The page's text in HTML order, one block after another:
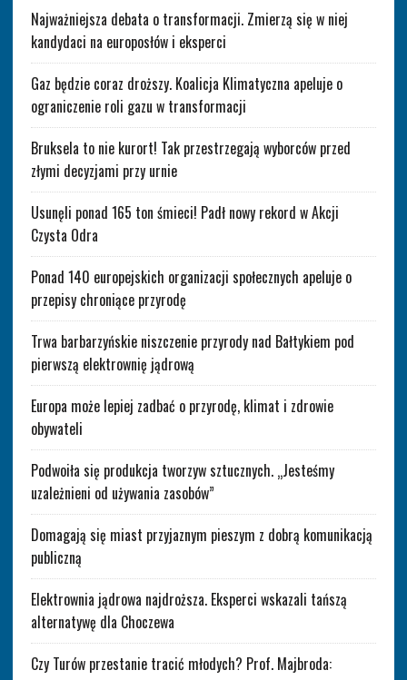
Najważniejsza debata o transformacji. Zmierzą się w niej
kandydaci na europosłów i eksperci
Gaz będzie coraz droższy. Koalicja Klimatyczna apeluje o
ograniczenie roli gazu w transformacji
Bruksela to nie kurort! Tak przestrzegają wyborców przed
złymi decyzjami przy urnie
Usunęli ponad 165 ton śmieci! Padł nowy rekord w Akcji
Czysta Odra
Ponad 140 europejskich organizacji społecznych apeluje o
przepisy chroniące przyrodę
Trwa barbarzyńskie niszczenie przyrody nad Bałtykiem pod
pierwszą elektrownię jądrową
Europa może lepiej zadbać o przyrodę, klimat i zdrowie
obywateli
Podwoiła się produkcja tworzyw sztucznych. „Jesteśmy
uzależnieni od używania zasobów”
Domagają się miast przyjaznym pieszym z dobrą komunikacją
publiczną
Elektrownia jądrowa najdroższa. Eksperci wskazali tańszą
alternatywę dla Choczewa
Czy Turów przestanie tracić młodych? Prof. Majbroda: